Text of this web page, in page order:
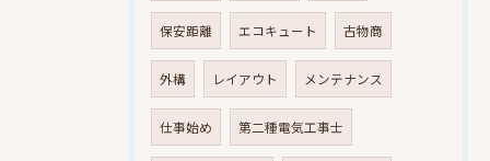
保安距離 エコキュート 古物商
外構 レイアウト メンテナンス
仕事始め 第二種電気工事士